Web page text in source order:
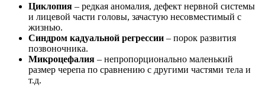
Циклопия – редкая аномалия, дефект нервной системы
и лицевой части головы, зачастую несовместимый с
жизнью.
Синдром кадуальной регрессии – порок развития
позвоночника.
Микроцефалия – непропорционально маленький
размер черепа по сравнению с другими частями тела и
т.д.